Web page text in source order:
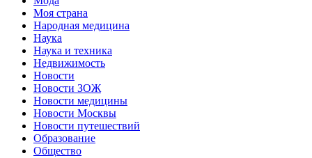
Моя страна
Народная медицина
Наука
Наука и техника
Недвижимость
Новости
Новости ЗОЖ
Новости медицины
Новости Москвы
Новости путешествий
Образование
Общество